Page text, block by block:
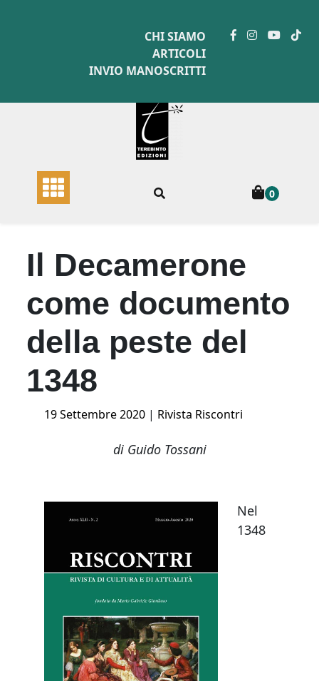
CHI SIAMO
ARTICOLI
INVIO MANOSCRITTI
0
Il Decamerone
come documento
della peste del
1348
Posted
19 Settembre 2020 | Rivista Riscontri
di Guido Tossani
Nel
1348